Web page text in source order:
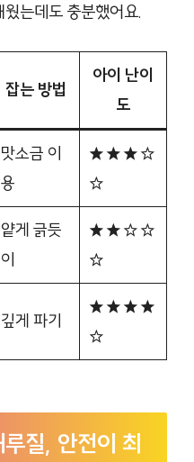
는데도 충분했어요.
잡는 방법
아이 난이
도
맛소금 이
용
★★★☆
☆
얕게 긁듯
이
★★☆☆
☆
깊게 파기
★★★★
☆
질, 안전이 최